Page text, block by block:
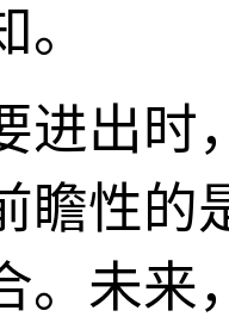
进出时
瞻性的
。未来